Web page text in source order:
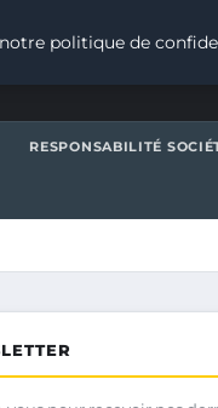
RESPONSABILITÉ
politique de